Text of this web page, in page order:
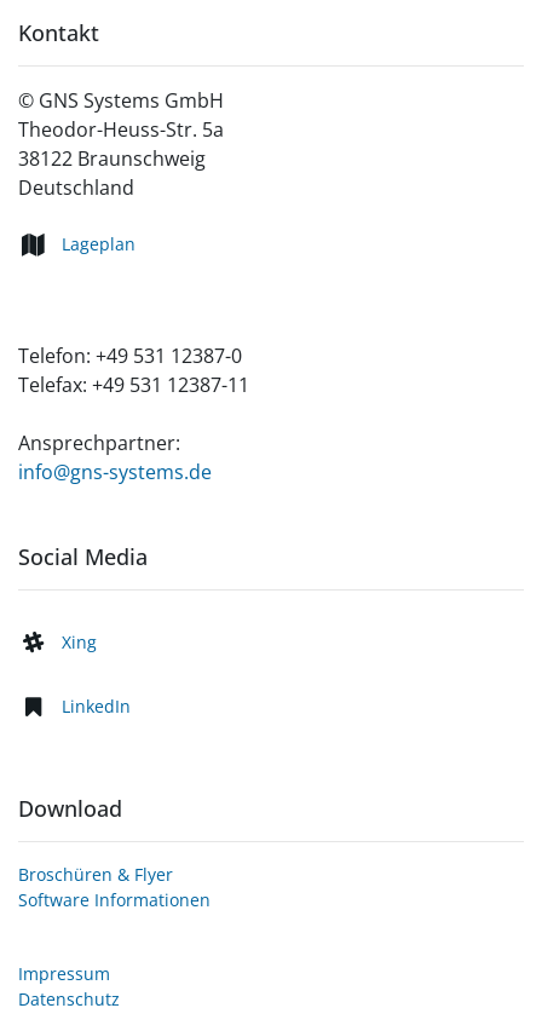
Kontakt
© GNS Systems GmbH
Theodor-Heuss-Str. 5a
38122 Braunschweig
Deutschland
Lageplan
Telefon: +49 531 12387-0
Telefax: +49 531 12387-11
Ansprechpartner:
info@gns-systems.de
Social Media
Xing
LinkedIn
Download
Broschüren & Flyer
Software Informationen
Impressum
Datenschutz